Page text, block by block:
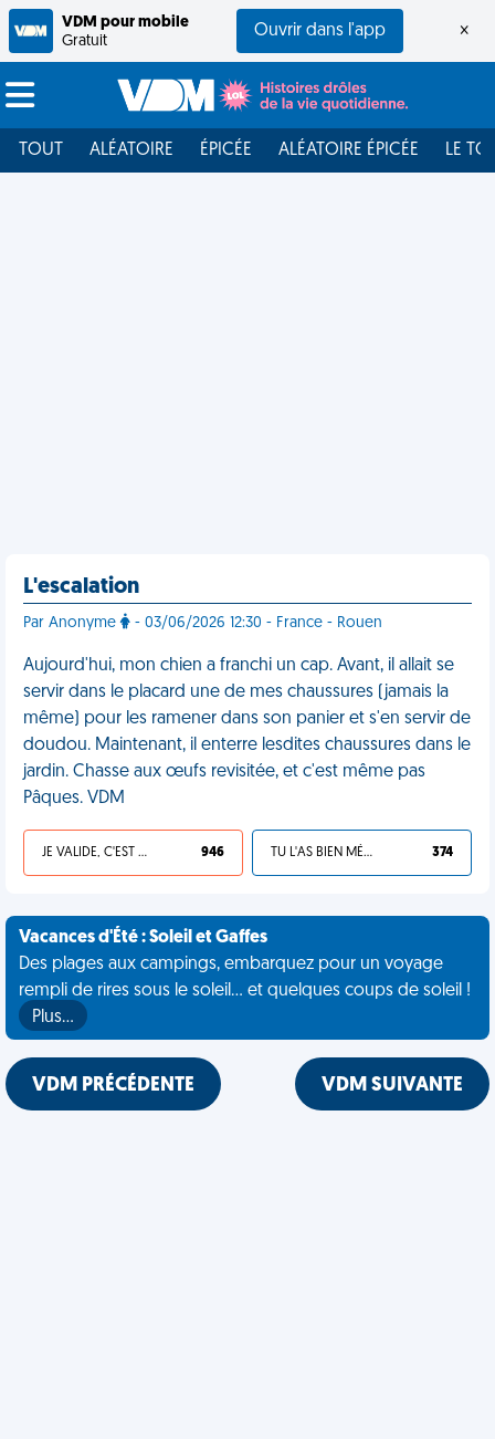
VDM pour mobile
Gratuit
Ouvrir dans l'app ×
TOUT ALÉATOIRE ÉPICÉE ALÉATOIRE ÉPICÉE LE
L'escalation
Par Anonyme - 03/06/2026 12:30 - France - Rouen
Aujourd'hui, mon chien a franchi un cap. Avant, il allait se
servir dans le placard une de mes chaussures (jamais la
même) pour les ramener dans son panier et s'en servir de
doudou. Maintenant, il enterre lesdites chaussures dans le
jardin. Chasse aux œufs revisitée, et c'est même pas
Pâques. VDM
JE VALIDE, C'EST UNE VDM 946 TU L'AS BIEN MÉRITÉ 374
Vacances d'Été : Soleil et Gaffes
Des plages aux campings, embarquez pour un voyage
rempli de rires sous le soleil... et quelques coups de soleil !
Plus…
VDM PRÉCÉDENTE VDM SUIVANTE